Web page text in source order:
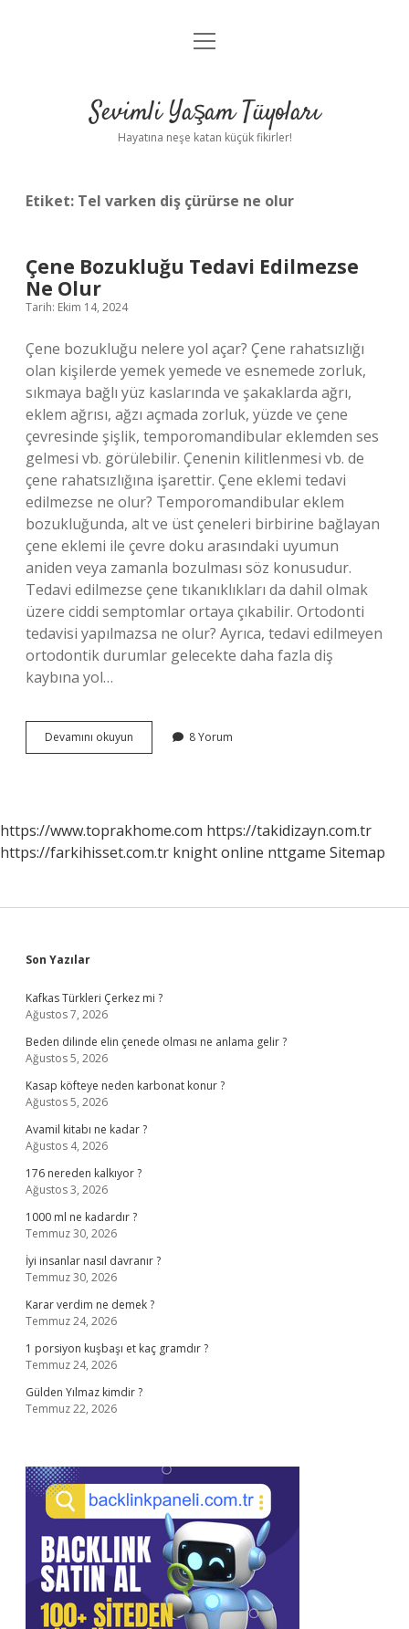
Anasayfa
Yasal Uyarı
menüyü
Sevimli Yaşam Tüyoları
Hayatına neşe katan küçük fikirler!
Etiket: Tel varken diş çürürse ne olur
Çene Bozukluğu Tedavi Edilmezse
Ne Olur
Tarih: Ekim 14, 2024
Çene bozukluğu nelere yol açar? Çene rahatsızlığı
olan kişilerde yemek yemede ve esnemede zorluk,
sıkmaya bağlı yüz kaslarında ve şakaklarda ağrı,
eklem ağrısı, ağzı açmada zorluk, yüzde ve çene
çevresinde şişlik, temporomandibular eklemden ses
gelmesi vb. görülebilir. Çenenin kilitlenmesi vb. de
çene rahatsızlığına işarettir. Çene eklemi tedavi
edilmezse ne olur? Temporomandibular eklem
bozukluğunda, alt ve üst çeneleri birbirine bağlayan
çene eklemi ile çevre doku arasındaki uyumun
aniden veya zamanla bozulması söz konusudur.
Tedavi edilmezse çene tıkanıklıkları da dahil olmak
üzere ciddi semptomlar ortaya çıkabilir. Ortodonti
tedavisi yapılmazsa ne olur? Ayrıca, tedavi edilmeyen
ortodontik durumlar gelecekte daha fazla diş
kaybına yol…
Devamını okuyun
Bozukluğu
8 Yorum
https://www.toprakhome.com https://takidizayn.com.tr
https://farkihisset.com.tr knight online nttgame Sitemap
Sidebar
Son Yazılar
Kafkas Türkleri Çerkez mi ?
Ağustos 7, 2026
Beden dilinde elin çenede olması ne anlama gelir ?
Ağustos 5, 2026
Kasap köfteye neden karbonat konur ?
Ağustos 5, 2026
Avamil kitabı ne kadar ?
Ağustos 4, 2026
176 nereden kalkıyor ?
Ağustos 3, 2026
1000 ml ne kadardır ?
Temmuz 30, 2026
İyi insanlar nasıl davranır ?
Temmuz 30, 2026
Karar verdim ne demek ?
Temmuz 24, 2026
1 porsiyon kuşbaşı et kaç gramdır ?
Temmuz 24, 2026
Gülden Yılmaz kimdir ?
Temmuz 22, 2026